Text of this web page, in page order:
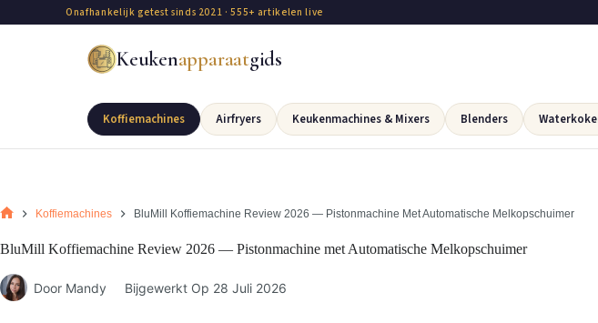
Onafhankelijk getest sinds 2021 · 555+ artikelen live
Keukenapparaatgids
Koffiemachines Airfryers Keukenmachines & Mixers Blenders
Koffiemachines BluMill Koffiemachine Review 2026 — Pistonmachine Met Automatische Melkopschuimer
BluMill Koffiemachine Review 2026 — Pistonmachine met Automatische Melkopschuimer
Door Mandy Bijgewerkt Op 28 Juli 2026